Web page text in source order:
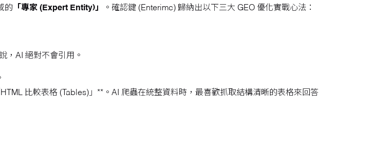
的 「專家 (Expert Entity)」 。確認鍵 (Enterimc) 歸納出以下三大 GEO 優化實戰心法：
，AI 絕對不會引用。
HTML 比較表格 (Tables)」**。AI 爬蟲在統整資料時，最喜歡抓取結構清晰的表格來回答